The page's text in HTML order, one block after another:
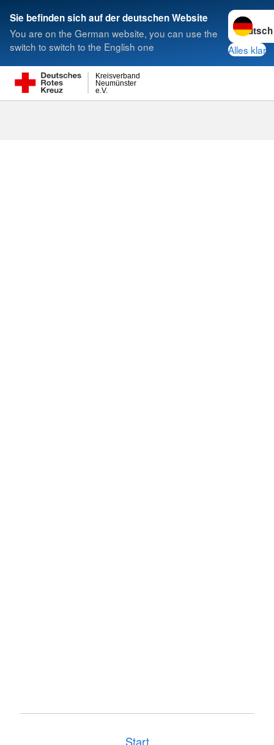
Sie befinden sich auf der deutschen Website
You are on the German website, you can use the
switch to switch to the English one
Sprache
Alles klar
e.V.
Neumünster
Kreisverband
Suche
Start